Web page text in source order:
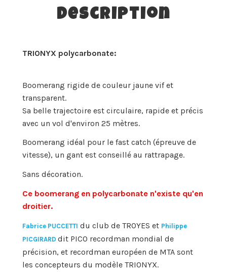
Description
TRIONYX polycarbonate:
Boomerang rigide de couleur jaune vif et
transparent.
Sa belle trajectoire est circulaire, rapide et précis
avec un vol d'environ 25 mètres.
Boomerang idéal pour le fast catch (épreuve de
vitesse), un gant est conseillé au rattrapage.
Sans décoration.
Ce boomerang en polycarbonate n'existe qu'en
droitier.
Fabrice PUCCETTI du club de TROYES et Philippe
PICGIRARD dit PICO recordman mondial de
précision, et recordman européen de MTA sont
les concepteurs du modèle TRIONYX.